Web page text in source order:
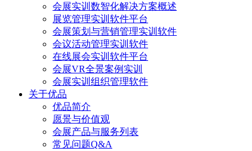
会展实训数智化解决方案概述
展览管理实训软件平台
会展策划与营销管理实训软件
会议活动管理实训软件
在线展会实训软件平台
会展VR全景案例实训
会展实训组织管理软件
关于优品
优品简介
愿景与价值观
会展产品与服务列表
常见问题Q&A